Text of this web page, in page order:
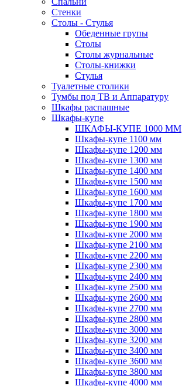
Стенки
Столы - Стулья
Обеденные групы
Столы
Столы журнальные
Столы-книжки
Стулья
Туалетные столики
Тумбы под ТВ и Аппаратуру
Шкафы распашные
Шкафы-купе
ШКАФЫ-КУПЕ 1000 ММ
Шкафы-купе 1100 мм
Шкафы-купе 1200 мм
Шкафы-купе 1300 мм
Шкафы-купе 1400 мм
Шкафы-купе 1500 мм
Шкафы-купе 1600 мм
Шкафы-купе 1700 мм
Шкафы-купе 1800 мм
Шкафы-купе 1900 мм
Шкафы-купе 2000 мм
Шкафы-купе 2100 мм
Шкафы-купе 2200 мм
Шкафы-купе 2300 мм
Шкафы-купе 2400 мм
Шкафы-купе 2500 мм
Шкафы-купе 2600 мм
Шкафы-купе 2700 мм
Шкафы-купе 2800 мм
Шкафы-купе 3000 мм
Шкафы-купе 3200 мм
Шкафы-купе 3400 мм
Шкафы-купе 3600 мм
Шкафы-купе 3800 мм
Шкафы-купе 4000 мм